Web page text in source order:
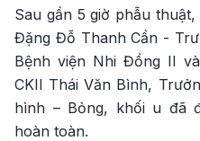
Sau gần 5 giờ phẫu
Đặng Đỗ Thanh Cần -
Bệnh viện Nhi Đồng II
CKII Thái Văn Bình,
hình – Bỏng, khối u đã
hoàn toàn.